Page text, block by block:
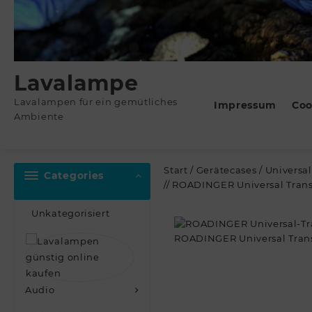
Lavalampe
Lavalampen für ein gemütliches
Ambiente
Impressum
Categories
Unkategorisiert
Audio
Start / Gerätecases /
// ROADINGER Universal